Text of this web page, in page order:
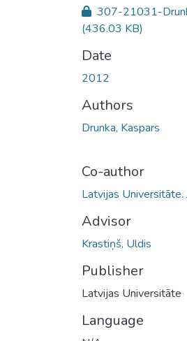
307-21031-
(436.03 KB)
Date
2012
Authors
Drunka, Kaspars
Co-author
Latvijas Universitāte.
Advisor
Krastiņš, Uldis
Publisher
Latvijas Universitāte
Language